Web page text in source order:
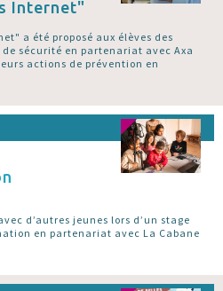
Internet"
a été proposé aux élèves des
de sécurité en partenariat avec Axa
actions de prévention en
d’autres jeunes lors d’un stage
en partenariat avec La Cabane